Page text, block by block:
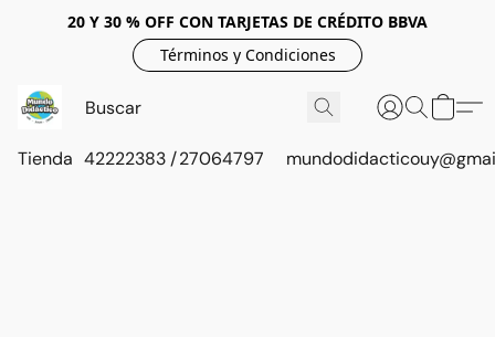
20 Y 30 % OFF CON TARJETAS DE CRÉDITO BBVA
Términos y Condiciones
Tienda 42222383 / 27064797